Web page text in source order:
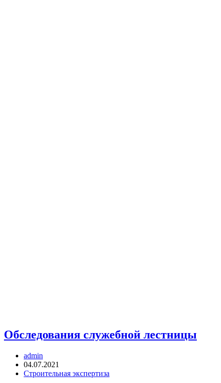
Обследования служебной лестницы
Автор
записи:
admin
Запись
опубликована:
04.07.2021
Рубрика
Строительная экспертиза